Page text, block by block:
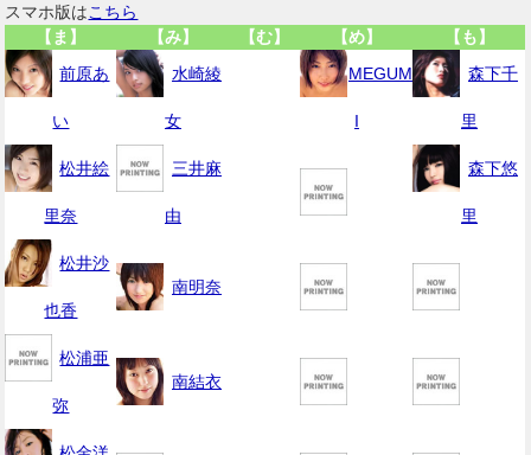
スマホ版はこちら
【ま】
【み】 【む】 【め】
【も】
前原あ
い
水崎綾
女
MEGUM
I
森下千
里
松井絵
里奈
三井麻
由
森下悠
里
松井沙
也香
南明奈
松浦亜
弥
南結衣